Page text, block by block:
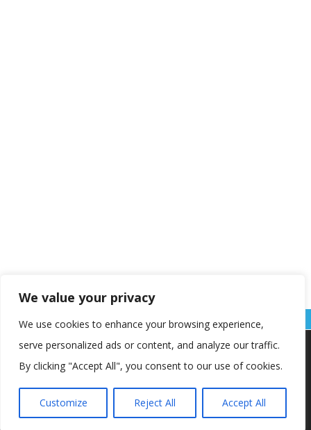
We value your privacy
We use cookies to enhance your browsing experience,
serve personalized ads or content, and analyze our traffic.
By clicking "Accept All", you consent to our use of cookies.
Customize Reject All Accept All
Copyright © OŠ Kajzerica
Koristimo kolačiće kako bismo vam pružili najbolje iskustvo na
našoj web stranici.
Informacije o kolačićima koje koristimo ili opcije za
Prihvaćam